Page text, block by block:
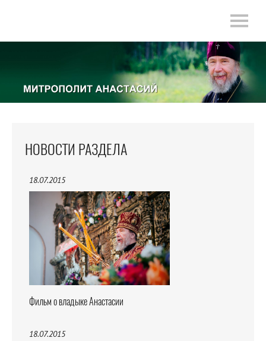
НОВОСТИ РАЗДЕЛА
18.07.2015
Фильм о владыке Анастасии
18.07.2015